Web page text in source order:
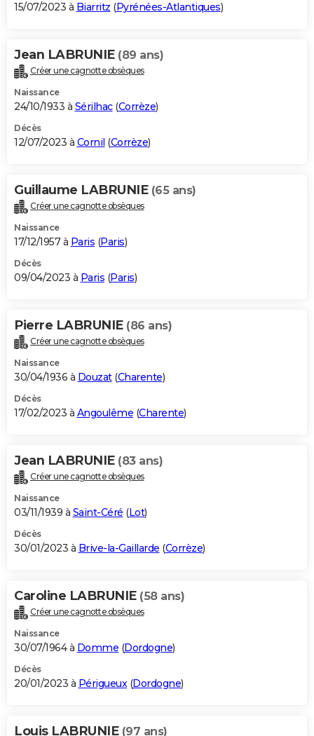
15/07/2023 à Biarritz (Pyrénées-Atlantiques)
Jean LABRUNIE (89 ans)
Créer une cagnotte obsèques
Naissance
24/10/1933 à Sérilhac(Corrèze)
Décès
12/07/2023 à Cornil (Corrèze)
Guillaume LABRUNIE (65 ans)
Créer une cagnotte obsèques
Naissance
17/12/1957 à Paris (Paris)
Décès
09/04/2023 à Paris (Paris)
Pierre LABRUNIE (86 ans)
Créer une cagnotte obsèques
Naissance
30/04/1936 à Douzat(Charente)
Décès
17/02/2023 à Angoulême (Charente)
Jean LABRUNIE (83 ans)
Créer une cagnotte obsèques
Naissance
03/11/1939 à Saint-Céré (Lot)
Décès
30/01/2023 à Brive-la-Gaillarde (Corrèze)
Caroline LABRUNIE (58 ans)
Créer une cagnotte obsèques
Naissance
30/07/1964 à Domme (Dordogne)
Décès
20/01/2023 à Périgueux(Dordogne)
Louis LABRUNIE (97 ans)